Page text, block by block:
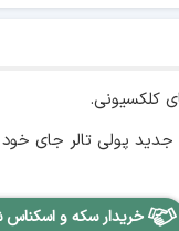
خریدار سکه و اسکناس